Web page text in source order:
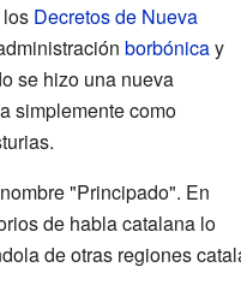
Decretos de Nueva
borbónicay
se hizo una nueva
simplemente como
"Principado". En
de habla catalana lo
de otras regiones